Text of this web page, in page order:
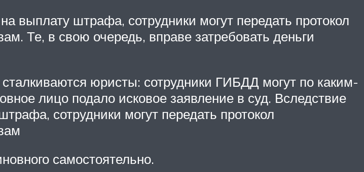
выплату штрафа, сотрудники могут передать протокол
Те, в свою очередь, вправе затребовать деньги
юристы: сотрудники ГИБДД могут по каким-
лицо подало исковое заявление в суд. Вследствие
сотрудники могут передать протокол
самостоятельно.